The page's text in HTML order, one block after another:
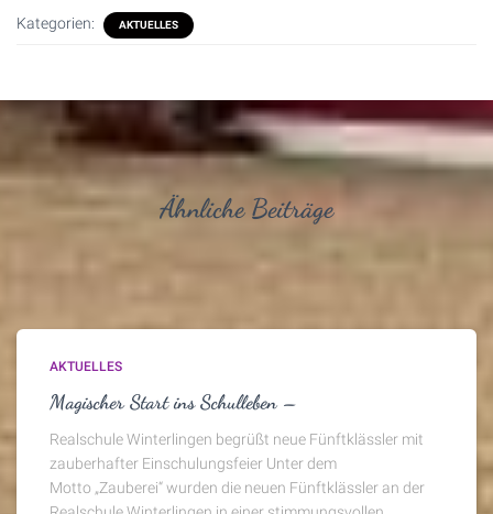
Kategorien: AKTUELLES
Ähnliche Beiträge
AKTUELLES
Magischer Start ins Schulleben –
Realschule Winterlingen begrüßt neue Fünftklässler mit
zauberhafter Einschulungsfeier Unter dem
Motto „Zauberei“ wurden die neuen Fünftklässler an der